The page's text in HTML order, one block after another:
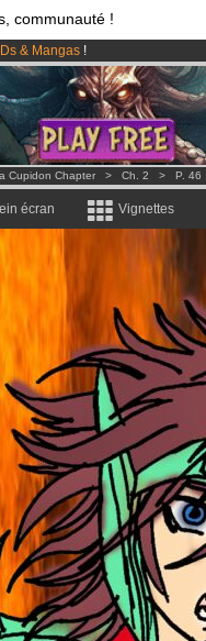
communauté !
& Mangas !
lancé!.
3.95 eurospar mois !Clique ici
Cupidon Chapter > Ch. 2 > P. 46
écran Vignettes